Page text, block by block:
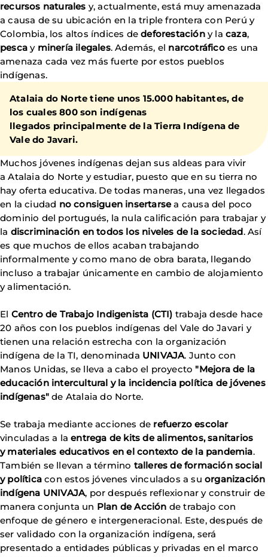
recursos naturales y, actualmente, está muy amenazada
a causa de su ubicación en la triple frontera con Perú y
Colombia, los altos índices dedeforestacióny lacaza,
pesca y minería ilegales. Además, el narcotráficoes una
amenaza cada vez más fuerte por estos pueblos
indígenas.
Atalaia do Norte tiene unos 15.000 habitantes, de
los cuales 800 son indígenas
llegados principalmente de la Tierra Indígena de
Vale do Javari.
Muchos jóvenes indígenas dejan sus aldeas para vivir
a Atalaia do Norte y estudiar, puesto que en su tierra no
hay oferta educativa. De todas maneras, una vez llegados
en la ciudad no consiguen insertarsea causa del poco
dominio del portugués, la nula calificación para trabajar y
la discriminación en todos los niveles de la sociedad. Así
es que muchos de ellos acaban trabajando
informalmente y como mano de obra barata, llegando
incluso a trabajar únicamente en cambio de alojamiento
y alimentación.
El Centro de Trabajo Indigenista (CTI) trabaja desde hace
20 años con los pueblos indígenas del Vale do Javari y
tienen una relación estrecha con la organización
indígena de la TI, denominada UNIVAJA. Junto con
Manos Unidas, se lleva a cabo el proyecto "Mejora de la
educación intercultural y la incidencia política de jóvenes
indígenas" de Atalaia do Norte.
Se trabaja mediante acciones de refuerzo escolar
vinculadas a laentrega de kits de alimentos, sanitarios
y materiales educativos en el contexto de la pandemia.
También se llevan a término talleres de formación social
y política con estos jóvenes vinculados a su organización
indígena UNIVAJA, por después reflexionar y construir de
manera conjunta un Plan de Acción de trabajo con
enfoque de género e intergeneracional. Este, después de
ser validado con la organización indígena, será
presentado a entidades públicas y privadas en el marco